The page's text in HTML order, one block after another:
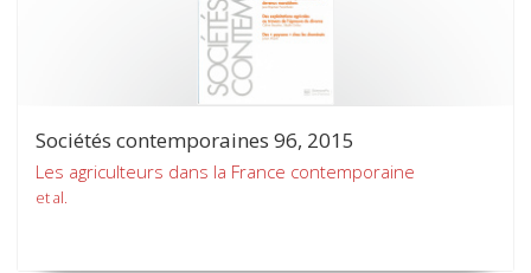
Sociétés contemporaines 96, 2015
Les agriculteurs dans la France contemporaine
et al.